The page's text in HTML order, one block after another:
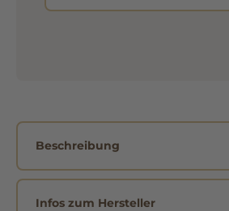
Beschreibung
Infos zum Hersteller